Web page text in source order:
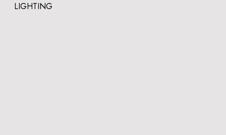
LIGHTING